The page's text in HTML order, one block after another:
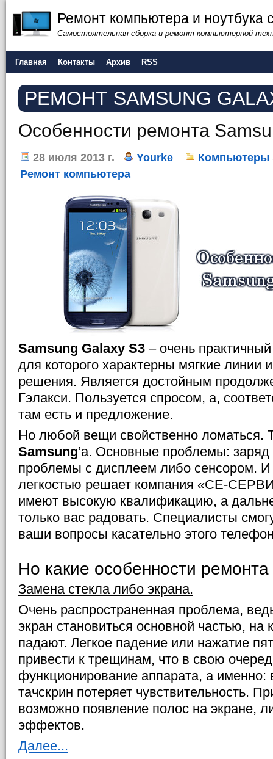
Ремонт компьютера и ноутбука
Самостоятельная сборка и ремонт компьютерной
Главная Контакты Архив RSS
РЕМОНТ SAMSUNG
Особенности ремонта
28 июля 2013 г. Yourke Компьютеры
Ремонт компьютера
Samsung Galaxy S3 – очень
для которого характерны мягкие линии
решения. Является достойным
Гэлакси. Пользуется спросом, а,
там есть и предложение.
Но любой вещи свойственно ломаться.
Samsung’a. Основные проблемы:
проблемы с дисплеем либо сенсором.
легкостью решает компания «СЕ-
имеют высокую квалификацию, а
только вас радовать. Специалисты
ваши вопросы касательно этого
Но какие особенности
Замена стекла либо экрана.
Очень распространенная проблема,
экран становиться основной частью, на
падают. Легкое падение или нажатие
привести к трещинам, что в свою
функционирование аппарата, а именно:
тачскрин потеряет чувствительность.
возможно появление полос на экране,
эффектов.
Далее...